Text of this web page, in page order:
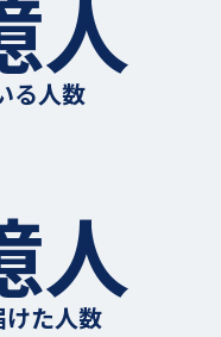
人
る人数
人
た人数